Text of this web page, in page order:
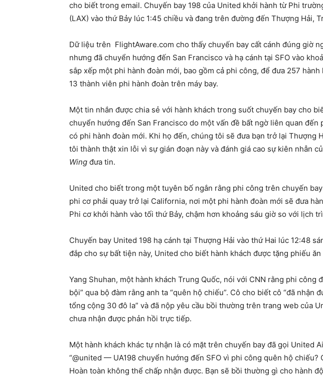
cho biết trong email. Chuyến bay 198 của United khởi hành từ Phi
(LAX) vào thứ Bảy lúc 1:45 chiều và đang trên đường đến Thượng Hải,
Dữ liệu trên FlightAware.com cho thấy chuyến bay cất cánh đúng giờ
nhưng đã chuyển hướng đến San Francisco và hạ cánh tại SFO vào
sắp xếp một phi hành đoàn mới, bao gồm cả phi công, để đưa 257
13 thành viên phi hành đoàn trên máy bay.
Một tin nhắn được chia sẻ với hành khách trong suốt chuyến bay cho
chuyển hướng đến San Francisco do một vấn đề bất ngờ liên quan đến
có phi hành đoàn mới. Khi họ đến, chúng tôi sẽ đưa bạn trở lại Thượng
tôi thành thật xin lỗi vì sự gián đoạn này và đánh giá cao sự kiên nhẫn
Wing đưa tin.
United cho biết trong một tuyên bố ngắn rằng phi công trên chuyến
phi cơ phải quay trở lại California, nơi một phi hành đoàn mới sẽ đưa
Phi cơ khởi hành vào tối thứ Bảy, chậm hơn khoảng sáu giờ so với lịch
Chuyến bay United 198 hạ cánh tại Thượng Hải vào thứ Hai lúc 12:48
đắp cho sự bất tiện này, United cho biết hành khách được tặng phiếu
Yang Shuhan, một hành khách Trung Quốc, nói với CNN rằng phi công
bội” qua bộ đàm rằng anh ta “quên hộ chiếu”. Cô cho biết cô “đã nhận
tổng cộng 30 đô la” và đã nộp yêu cầu bồi thường trên trang web của
chưa nhận được phản hồi trực tiếp.
Một hành khách khác tự nhận là có mặt trên chuyến bay đã gọi United
“@united — UA198 chuyển hướng đến SFO vì phi công quên hộ chiếu?
Hoàn toàn không thể chấp nhận được. Bạn sẽ bồi thường gì cho hành